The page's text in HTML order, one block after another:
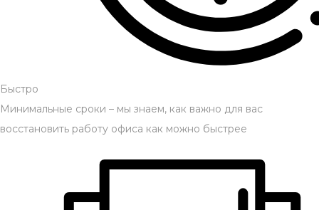
Быстро
Минимальные сроки – мы знаем, как важно для вас
восстановить работу офиса как можно быстрее